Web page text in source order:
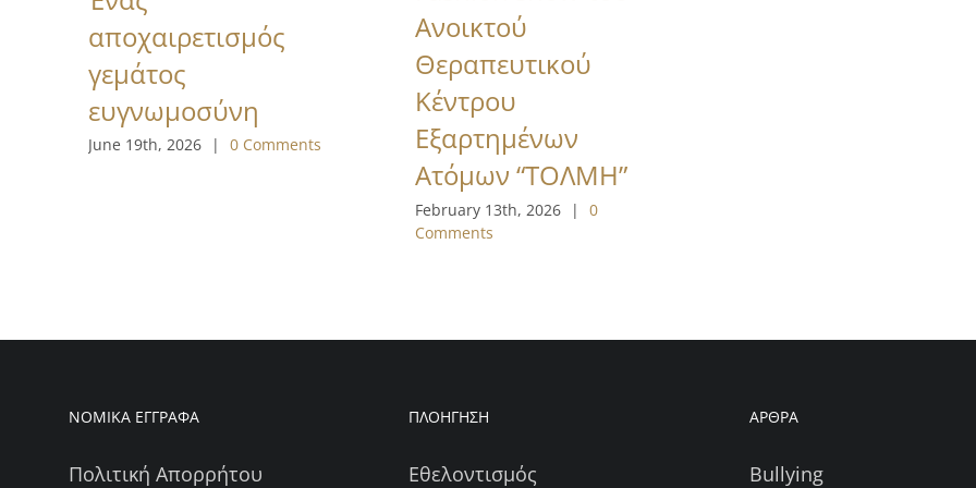
αποχαιρετισμός
γεμάτος
ευγνωμοσύνη
June 19th, 2026 | 0 Comments
Ανοικτού
Θεραπευτικού
Κέντρου
Εξαρτημένων
Ατόμων “ΤΟΛΜΗ”
February 13th, 2026 |
0
Comments
ΝΟΜΙΚΑ ΕΓΓΡΑΦΑ
Πολιτική Απορρήτου
ΠΛΟΗΓΗΣΗ
Εθελοντισμός
ΑΡΘΡΑ
Bullying